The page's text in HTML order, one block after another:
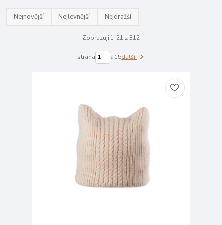
Nejnovější Nejlevnější Nejdražší
Zobrazuji 1-21 z 312
strana z 15další